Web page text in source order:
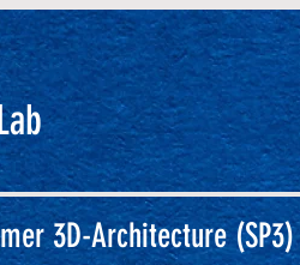
3D-Architecture (SP3)